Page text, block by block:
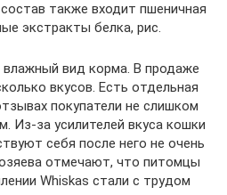
также входит пшеничная
экстракты белка, рис.
влажный вид корма. В продаже
вкусов. Есть отдельная
покупатели не слишком
Из-за усилителей вкуса кошки
себя после него не очень
отмечают, что питомцы
Whiskas стали с трудом